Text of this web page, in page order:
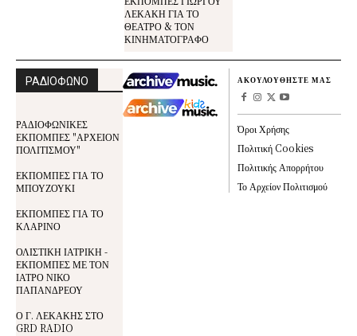
ΛΕΚΑΚΗ ΓΙΑ ΤΟ
ΘΕΑΤΡΟ & ΤΟΝ
ΚΙΝΗΜΑΤΟΓΡΑΦΟ
ΡΑΔΙΟΦΩΝΟ
ΡΑΔΙΟΦΩΝΙΚΕΣ
ΕΚΠΟΜΠΕΣ "ΑΡΧΕΙΟΝ
ΠΟΛΙΤΙΣΜΟΥ"
ΕΚΠΟΜΠΕΣ ΓΙΑ ΤΟ
ΜΠΟΥΖΟΥΚΙ
ΕΚΠΟΜΠΕΣ ΓΙΑ ΤΟ
ΚΛΑΡΙΝΟ
ΟΛΙΣΤΙΚΗ ΙΑΤΡΙΚΗ -
ΕΚΠΟΜΠΕΣ ΜΕ ΤΟΝ
ΙΑΤΡΟ ΝΙΚΟ
ΠΑΠΑΝΔΡΕΟΥ
Ο Γ. ΛΕΚΑΚΗΣ ΣΤΟ
GRD RADIO
ΑΚΟΥΛΟΥΘΗΣΤΕ ΜΑΣ
Όροι Χρήσης
Πολιτική Cookies
Πολιτικής Απορρήτου
Το Αρχείον Πολιτισμού